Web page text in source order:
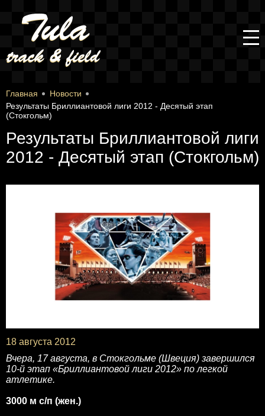
Главная
Новости
Результаты Бриллиантовой лиги 2012 - Десятый этап
(Стокгольм)
Результаты Бриллиантовой лиги
2012 - Десятый этап (Стокгольм)
18 августа 2012
Вчера, 17 августа, в Стокгольме (Швеция) завершился
10-й этап «Бриллиантовой лиги 2012» по легкой
атлетике.
3000 м с/п (жен.)